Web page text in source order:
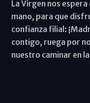
La Virgen nos espera
mano, para que
confianza filial:
contigo, ruega por
nuestro caminar en